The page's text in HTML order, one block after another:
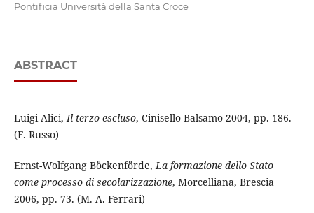
Pontificia Università della Santa Croce
ABSTRACT
Luigi Alici,Il terzo escluso, Cinisello Balsamo 2004, pp. 186.
(F. Russo)
Ernst-Wolfgang Böckenförde,La formazione dello Stato
come processo di secolarizzazione, Morcelliana, Brescia
2006, pp. 73. (M. A. Ferrari)